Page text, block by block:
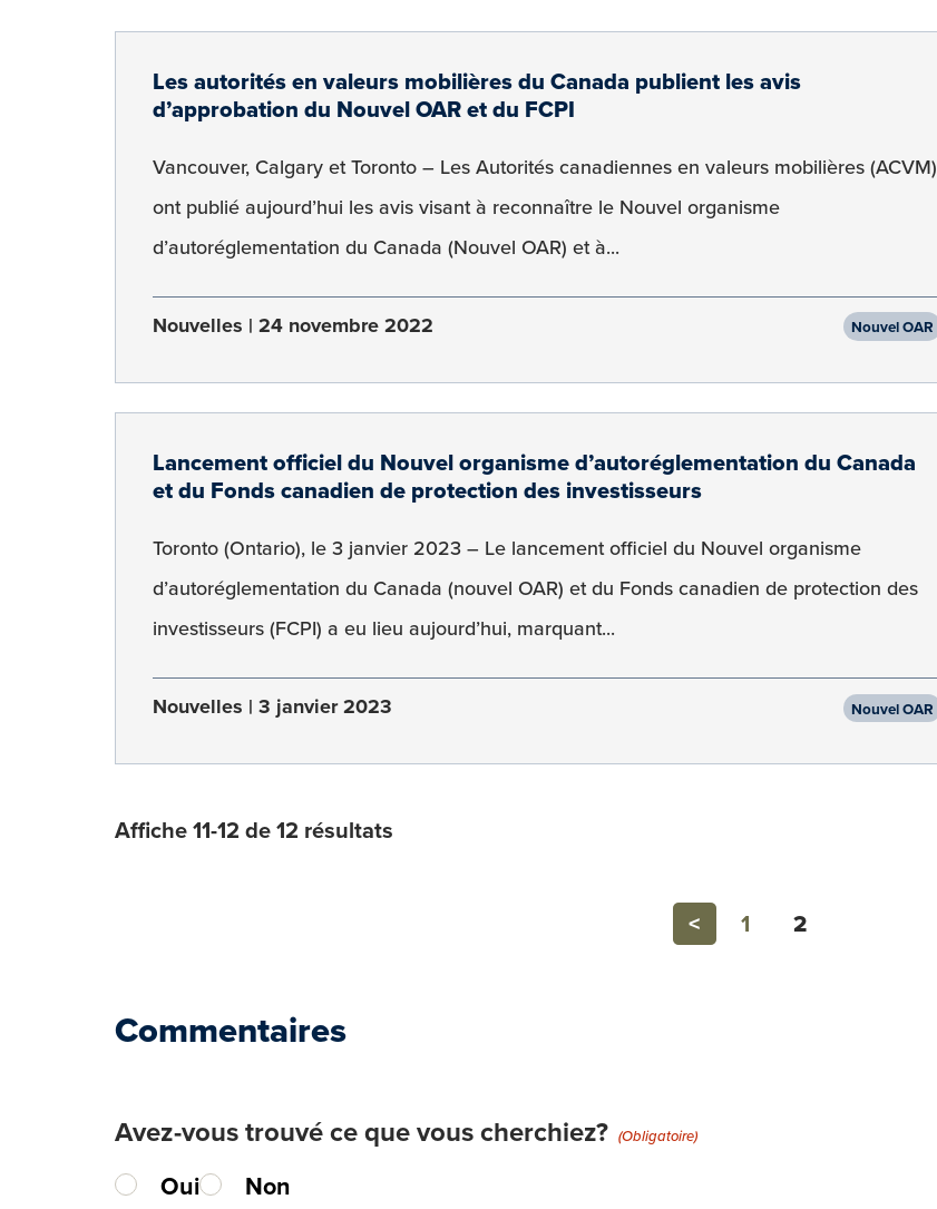
Les autorités en valeurs mobilières du Canada publient les avis
d’approbation du Nouvel OAR et du FCPI
Vancouver, Calgary et Toronto – Les Autorités canadiennes en valeurs mobilières (ACVM)
ont publié aujourd’hui les avis visant à reconnaître le Nouvel organisme
d’autoréglementation du Canada (Nouvel OAR) et à...
Nouvelles 24 novembre 2022 Nouvel OAR
Lancement officiel du Nouvel organisme d’autoréglementation du Canada
et du Fonds canadien de protection des investisseurs
Toronto (Ontario), le 3 janvier 2023 – Le lancement officiel du Nouvel organisme
d’autoréglementation du Canada (nouvel OAR) et du Fonds canadien de protection des
investisseurs (FCPI) a eu lieu aujourd’hui, marquant...
Nouvelles 3 janvier 2023 Nouvel OAR
Affiche 11-12 de 12 résultats
<Previous
1 2
Commentaires
Avez-vous trouvé ce que vous cherchiez? (Obligatoire)
Oui Non